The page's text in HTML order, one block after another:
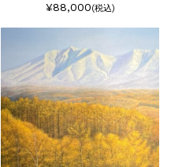
¥88,000(税込)